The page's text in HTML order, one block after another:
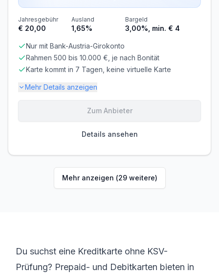
BONITÄTSPRÜFUNG
Nicht erforderlich
GIROKONTO
Nicht erforderlich
Abrechnung & Zahlung
Manuelle Überweisung
Beachten Sie die Zahlungsfrist!
Verzugszinsen an.
Banking aufgeladen. 2 Barbehebungen pro
Jahresgebühr
€ 20,00
Ausland
1,65%
Bargeld
3,00%, min. € 4
Nur mit Bank-Austria-Girokonto
Rahmen 500 bis 10.000 €, je nach Bonität
Karte kommt in 7 Tagen, keine virtuelle Karte
Mehr Details anzeigen
€ 18,00
im 1. Jahr keine Kartengebühr
Zinsen & Kredit
MINDESTALTER MINDESTEINKOMMEN
Zum Anbieter
Details ansehen
Mehr anzeigen (29weitere)
Du suchst eine Kreditkarte ohne KSV-
Prüfung? Prepaid- und Debitkarten bieten in